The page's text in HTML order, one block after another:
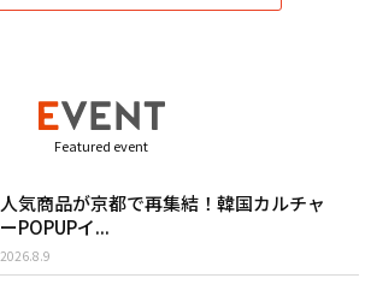
Featured event
人気商品が京都で再集結！韓国カルチャ
ーPOPUPイ...
2026.8.9